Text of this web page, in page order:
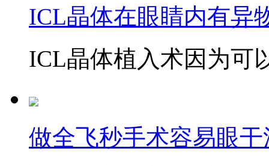
ICL晶体在眼睛内有异
ICL晶体植入术因为可
做全飞秒手术容易眼